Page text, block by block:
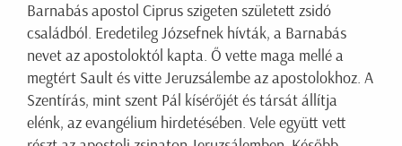
Barnabás apostol Ciprus szigeten született zsidó
családból. Eredetileg Józsefnek hívták, a Barnabás
nevet az apostoloktól kapta. Ő vette maga mellé a
megtért Sault és vitte Jeruzsálembe az apostolokhoz. A
Szentírás, mint szent Pál kísérőjét és társát állítja
elénk, az evangélium hirdetésében. Vele együtt vett